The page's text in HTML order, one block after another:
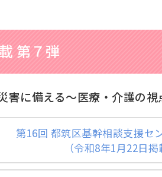
第７弾
災害に備える～医療・介護の
第16回 都筑区基幹相談支援セ
（令和8年1月22日掲